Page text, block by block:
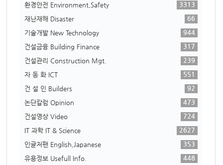
환경안전 Environment,Safety
3313
재난재해 Disaster
66
기술개발 New Technology
944
건설금융 Building Finance
317
건설관리 Construction Mgt.
239
자 동 화 ICT
551
건 설 인 Builders
92
논단칼럼 Opinion
473
건설영상 Video
724
IT 과학 IT & Science
2627
인글저팬 English,Japanese
353
유용정보 Usefull Info.
448